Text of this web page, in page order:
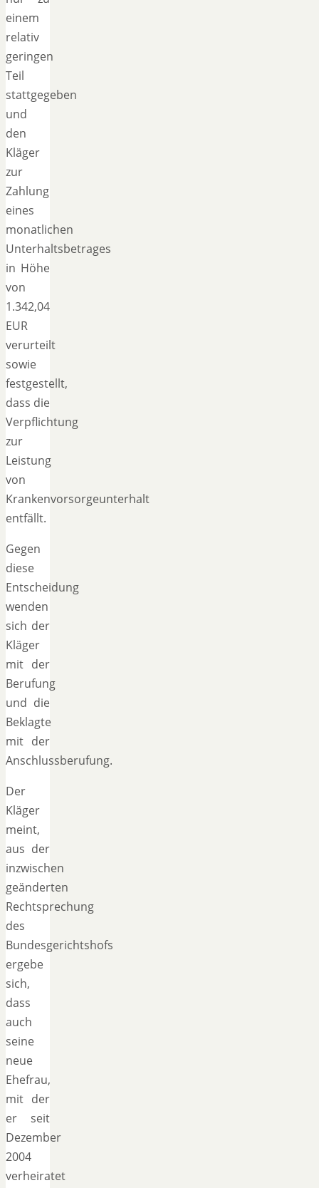
einem
relativ
geringen
Teil
stattgegeben
und
den
Kläger
zur
Zahlung
eines
monatlichen
Unterhaltsbetrages
in Höhe
von
1.342,04
EUR
verurteilt
sowie
festgestellt,
dass die
Verpflichtung
zur
Leistung
von
Krankenvorsorgeunterhalt
entfällt.
Gegen
diese
Entscheidung
wenden
sich der
Kläger
mit der
Berufung
und die
Beklagte
mit der
Anschlussberufung.
Der
Kläger
meint,
aus der
inzwischen
geänderten
Rechtsprechung
des
Bundesgerichtshofs
ergebe
sich,
dass
auch
seine
neue
Ehefrau,
mit der
er seit
Dezember
2004
verheiratet